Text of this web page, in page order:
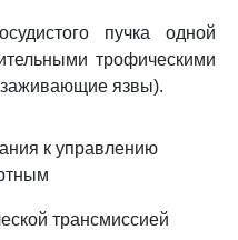
пучка одной
трофическими
язвы).
к управлению
трансмиссией